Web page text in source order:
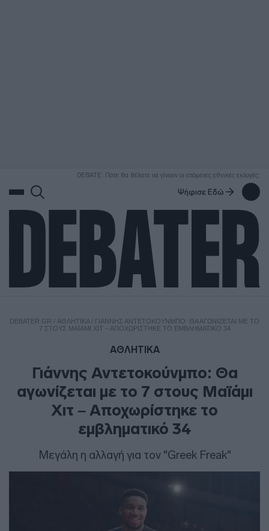
DEBATE: Πότε θα θέλατε να γίνουν οι επόμενες εθνικές εκλογές;
Ψήφισε Εδώ
DEBATER.GR / ΑΘΛΗΤΙΚΑ/ ΓΙΆΝΝΗΣ ΑΝΤΕΤΟΚΟΎΝΜΠΟ: ΘΑ ΑΓΩΝΊΖΕΤΑΙ ΜΕ ΤΟ
7 ΣΤΟΥΣ ΜΑΪΆΜΙ ΧΙΤ – ΑΠΟΧΩΡΊΣΤΗΚΕ ΤΟ ΕΜΒΛΗΜΑΤΙΚΌ 34
ΑΘΛΗΤΙΚΑ
Γιάννης Αντετοκούνμπο: Θα
αγωνίζεται με το 7 στους Μαϊάμι
Χιτ – Αποχωρίστηκε το
εμβληματικό 34
Μεγάλη η αλλαγή για τον "Greek Freak"